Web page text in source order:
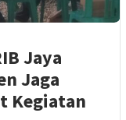
Jaya
Jaga
Kegiatan